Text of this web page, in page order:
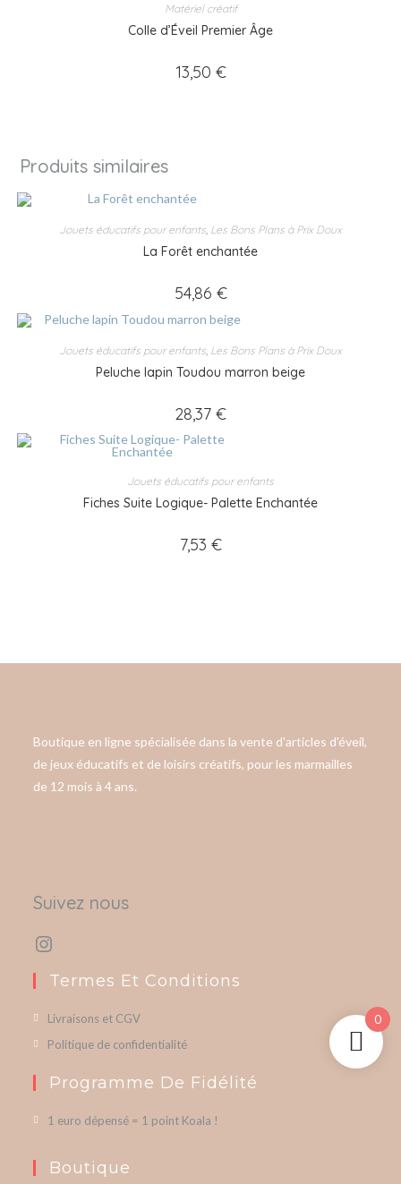
Matériel créatif
Colle d’Éveil Premier Âge
13,50 €
Produits similaires
Jouets éducatifs pour enfants, Les Bons Plans à Prix Doux
La Forêt enchantée
54,86 €
Jouets éducatifs pour enfants Les Bons Plans à Prix Doux
Peluche lapin Toudou marron beige
28,37 €
Jouets éducatifs pour enfants
Fiches Suite Logique- Palette Enchantée
7,53 €
Boutique en ligne spécialisée dans la vente d'articles d'éveil,
de jeux éducatifs et de loisirs créatifs, pour les marmailles
de 12 mois à 4 ans.
Suivez nous
Termes Et Conditions
Livraisons et CGV
Politique de confidentialité
Programme De Fidélité
1 euro dépensé = 1 point Koala !
Boutique
0